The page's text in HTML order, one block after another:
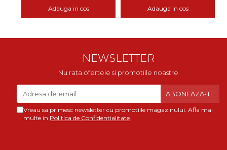
Adauga in cos Adauga in cos
NEWSLETTER
Nu rata ofertele si promotiile noastre
Vreau sa primesc newsletter cu promotiile magazinului. Afla mai
multe in Politica de Confidentialitate